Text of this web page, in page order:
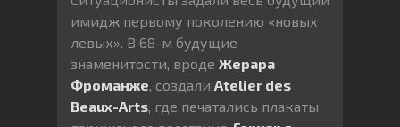
имидж первому поколению «новых
левых». В 68-м будущие
знаменитости, вроде Жерара
Фроманже , создали Atelier des
Beaux-Arts , где печатались плакаты